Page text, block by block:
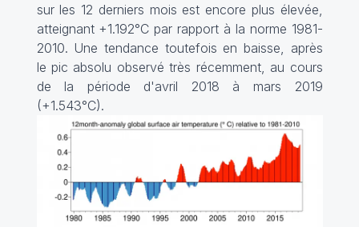
sur les 12 derniers mois est encore plus élevée,
atteignant +1.192°C par rapport à la norme 1981-
2010. Une tendance toutefois en baisse, après
le pic absolu observé très récemment, au cours
de la période d'avril 2018 à mars 2019
(+1.543°C).